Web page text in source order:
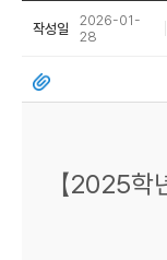
작성일
2026-01-
28
【2025학